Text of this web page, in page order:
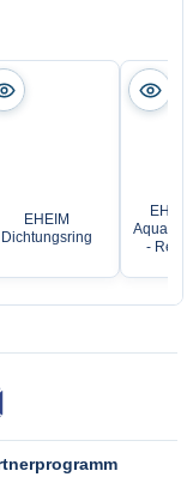
EHEIM
Dichtungsring
-